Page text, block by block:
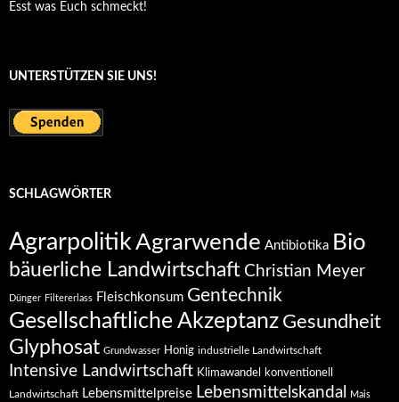
Esst was Euch schmeckt!
UNTERSTÜTZEN SIE UNS!
SCHLAGWÖRTER
AgrarpolitikAgrarwende Antibiotika Bio
bäuerliche Landwirtschaft Christian Meyer
Dünger Filtererlass Fleischkonsum Gentechnik
Gesellschaftliche Akzeptanz Gesundheit
Glyphosat Grundwasser Honig industrielle Landwirtschaft
Intensive Landwirtschaft Klimawandel konventionell
Landwirtschaft Lebensmittelpreise Lebensmittelskandal Mais